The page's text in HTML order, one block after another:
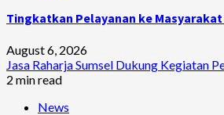
Tingkatkan Pelayanan ke
August 6, 2026
Jasa Raharja Sumsel Dukung Kegiatan
2 min read
News